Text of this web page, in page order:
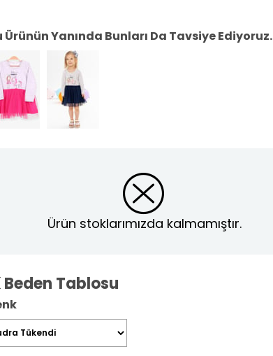
Ürünün Yanında Bunları Da Tavsiye Ediyoruz.
Ürün stoklarımızda kalmamıştır.
Beden Tablosu